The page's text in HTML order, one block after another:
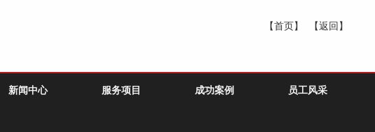
【首页】 【返回】
新闻中心 服务项目 成功案例 员工风采